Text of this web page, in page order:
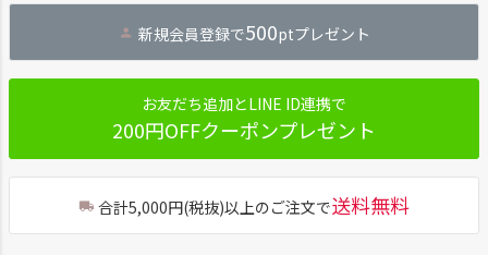
へ
新規会員登録で500ptプレゼント
お友だち追加とLINE ID連携で
200円OFFクーポンプレゼント
合計5,000円(税抜)以上のご注文で送料無料